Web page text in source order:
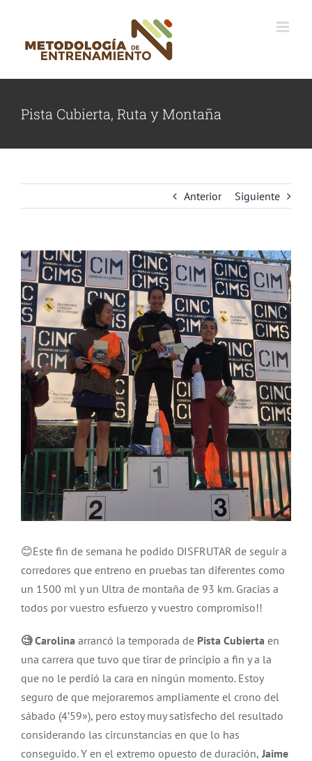
contenido
Pista Cubierta, Ruta y Montaña
Anterior Siguiente
Ver
imagen
más
grande
😊Este fin de semana he podido DISFRUTAR de seguir a
corredores que entreno en pruebas tan diferentes como
un 1500 ml y un Ultra de montaña de 93 km. Gracias a
todos por vuestro esfuerzo y vuestro compromiso!!
🧐 Carolina arrancó la temporada de Pista Cubierta en
una carrera que tuvo que tirar de principio a fin y a la
que no le perdió la cara en ningún momento. Estoy
seguro de que mejoraremos ampliamente el crono del
sábado (4’59»), pero estoy muy satisfecho del resultado
considerando las circunstancias en que lo has
conseguido. Y en el extremo opuesto de duración, Jaime